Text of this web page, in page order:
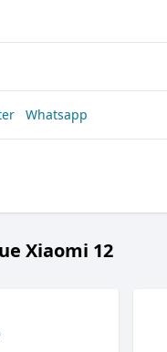
Whatsapp
Xiaomi 12